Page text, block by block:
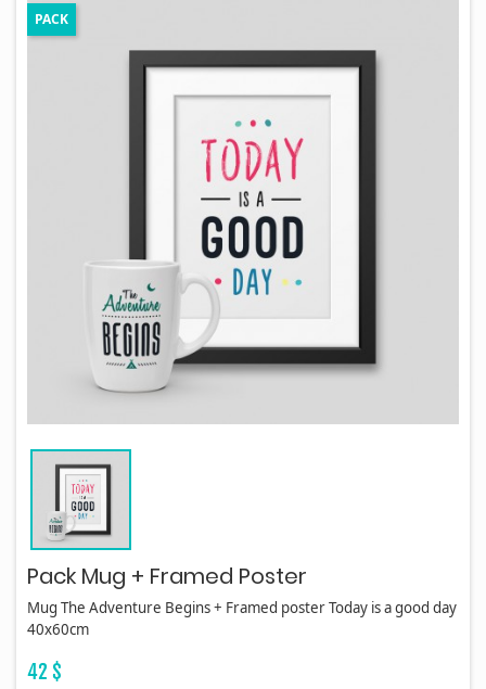
PACK
Pack Mug + Framed Poster
Mug The Adventure Begins + Framed poster Today is a good day
40x60cm
42 $